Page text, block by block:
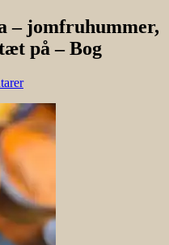
– jomfruhummer,
på – Bog